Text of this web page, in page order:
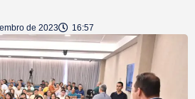
de 2023 16:57